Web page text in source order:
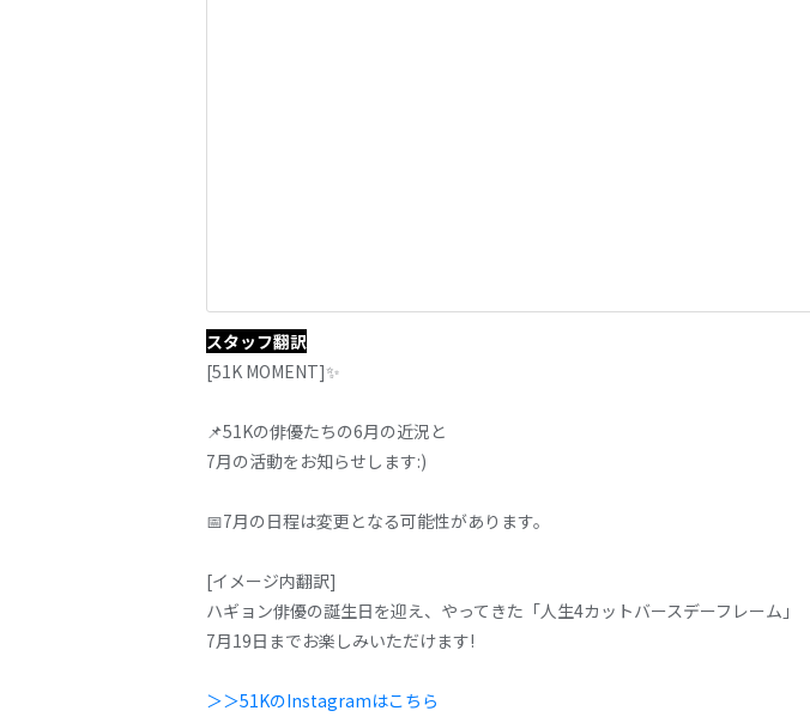
スタッフ翻訳
[51K MOMENT]✨
📌51Kの俳優たちの6月の近況と
7月の活動をお知らせします:)
📅7月の日程は変更となる可能性があります。
[イメージ内翻訳]
ハギョン俳優の誕生日を迎え、やってきた「人生4カットバースデーフレーム」
7月19日までお楽しみいただけます!
＞＞51KのInstagramはこちら